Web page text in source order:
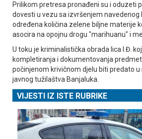
Prilikom pretresa pronađeni su i oduzeti
dovesti u vezu sa izvršenjem navedenog
određena količina zelene biljne materije
asocira na opojnu drogu "marihuanu" i
U toku je kriminalistička obrada lica I.Đ.
kompletiranja i dokumentovanja
počinjenom krivičnom djelu biti predato
javnog tužilaštva Banjaluka.
VIJESTI IZ ISTE RUBRIKE